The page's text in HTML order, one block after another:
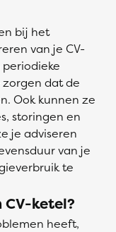
bij het
van je CV-
dat de
Ook kunnen ze
storingen en
je adviseren
van je
te
CV-ketel?
heeft,